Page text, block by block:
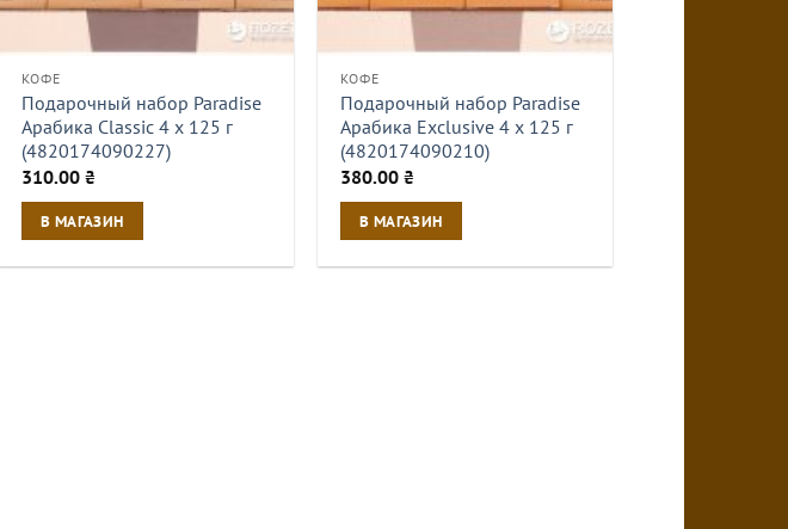
КОФЕ
Подарочный набор Paradise
Арабика Classic 4 x 125 г
(4820174090227)
310.00 ₴
В МАГАЗИН
КОФЕ
Подарочный набор Paradise
Арабика Exclusive 4 x 125 г
(4820174090210)
380.00 ₴
В МАГАЗИН